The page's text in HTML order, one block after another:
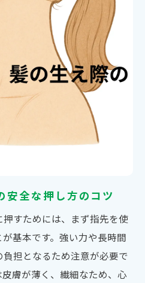
対応する鍼灸頭部ツボの
立つ鍼灸と頭部ツボの使
安全な押し方のコツ
すためには、まず指先を使
基本です。強い力や長時間
担となるため注意が必要で
膚が薄く、繊細なため、心